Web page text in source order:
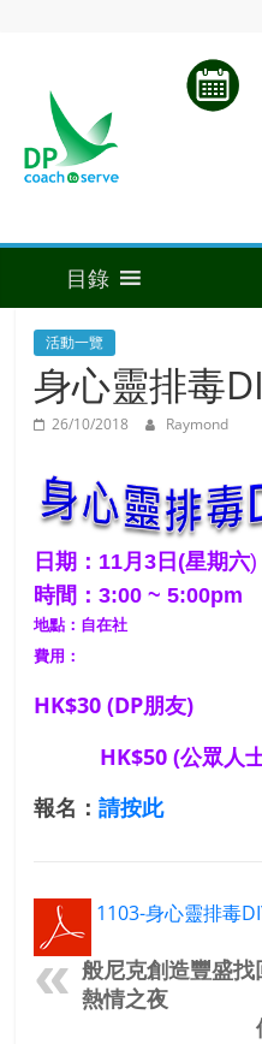
活動一覽
身心靈排毒
26/10/2018 Raymond
日期：11月3日(星期六)
時間：3:00 ~ 5:00pm
地點：自在社
費用：
HK$30 (DP朋友)
HK$50 (公眾人
報名：請按此
1103-身心靈排毒
般尼克創造豐盛找
熱情之夜